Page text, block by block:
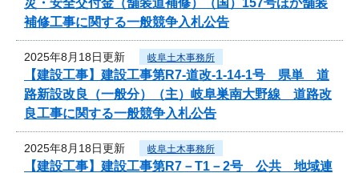
補修工事に関する一般競争入札公告
2025年8月18日更新 岐阜土木事務所
【建設工事】建設工事第R7-道改-1-14-1号 県単 道
路新設改良（一般分）（主）岐阜巣南大野線 道路改
良工事に関する一般競争入札公告
2025年8月18日更新 岐阜土木事務所
【建設工事】建設工事第R7－T1－2号 公共 地域連